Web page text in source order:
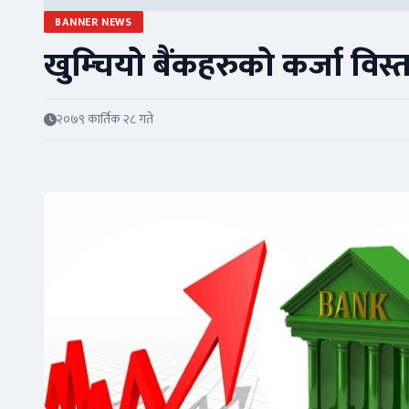
BANNER NEWS
खुम्चियो बैंकहरुको कर्जा
२०७९ कार्तिक २८ गते